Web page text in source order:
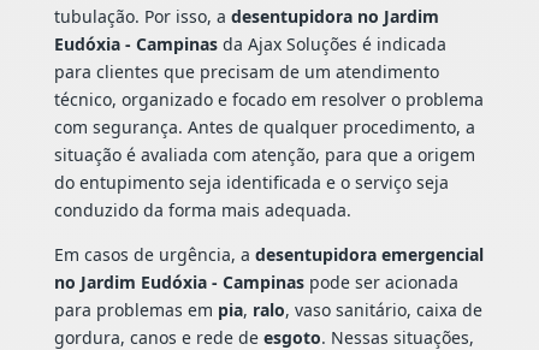
tubulação. Por isso, a desentupidora no Jardim
Eudóxia - Campinasda Ajax Soluções é indicada
para clientes que precisam de um atendimento
técnico, organizado e focado em resolver o problema
com segurança. Antes de qualquer procedimento, a
situação é avaliada com atenção, para que a origem
do entupimento seja identificada e o serviço seja
conduzido da forma mais adequada.
Em casos de urgência, a desentupidora emergencial
no Jardim Eudóxia - Campinaspode ser acionada
para problemas em pia, ralo, vaso sanitário, caixa de
gordura, canos e rede de esgoto. Nessas situações,